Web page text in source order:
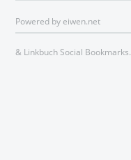
Powered by eiwen.net
& Linkbuch Social Bookmarks.